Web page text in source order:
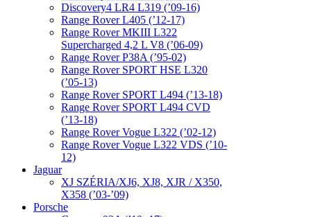
Discovery4 LR4 L319 (’09-16)
Range Rover L405 (’12-17)
Range Rover MKIII L322
Supercharged 4,2 L V8 (’06-09)
Range Rover P38A (’95-02)
Range Rover SPORT HSE L320
(’05-13)
Range Rover SPORT L494 (’13-18)
Range Rover SPORT L494 CVD
(’13-18)
Range Rover Vogue L322 (’02-12)
Range Rover Vogue L322 VDS (’10-
12)
Jaguar
XJ SZÉRIA/XJ6, XJ8, XJR / X350,
X358 (’03-’09)
Porsche